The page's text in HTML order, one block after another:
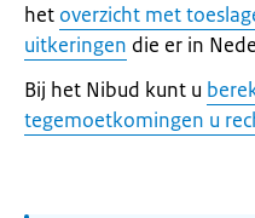
het overzicht met
uitkeringen die er in
Bij het Nibud kunt u
tegemoetkomingen u